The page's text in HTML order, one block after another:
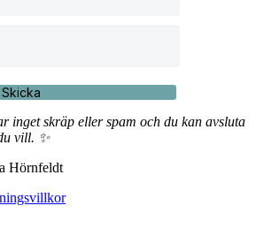
Skicka
inget skräp eller spam och du kan avsluta
vill. ✨
Hörnfeldt